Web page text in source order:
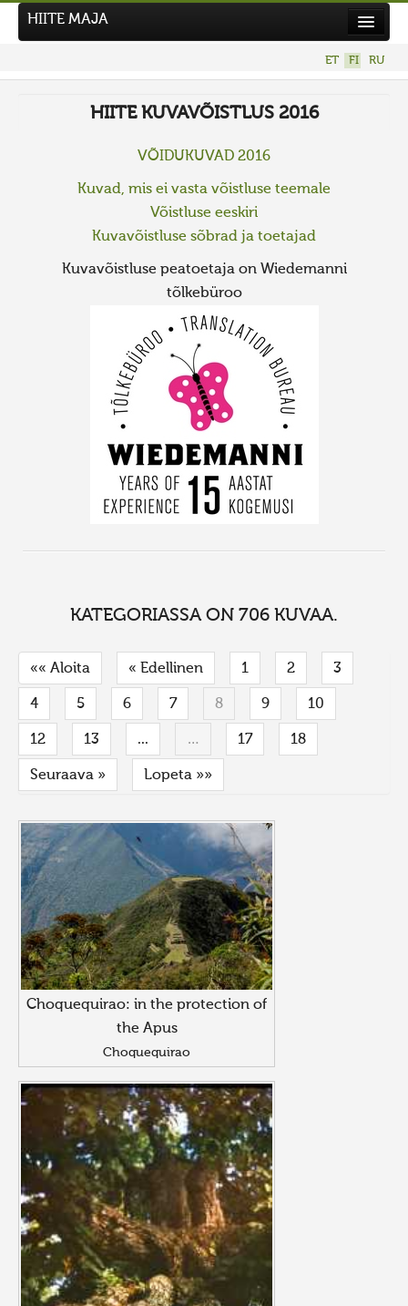
UUSI KUVAKILPAILU
Hiite kuvavõistlus 2026
HIITE MAJA
ET FI RU
HIITE KUVAVÕISTLUS 2016
VÕIDUKUVAD 2016
Kuvad, mis ei vasta võistluse teemale
Võistluse eeskiri
Kuvavõistluse sõbrad ja toetajad
Kuvavõistluse peatoetaja on Wiedemanni
tõlkebüroo
KATEGORIASSA ON 706 KUVAA.
«« Aloita « Edellinen 1 2 3
4 5 6 7 8 9 10
12 13 ... … 17 18
Seuraava » Lopeta »»
Choquequirao: in the protection of
the Apus
Choquequirao